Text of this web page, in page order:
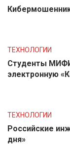
ТЕХНОЛОГИИ
Студенты
электронную
ТЕХНОЛОГИИ
Российские
дня»